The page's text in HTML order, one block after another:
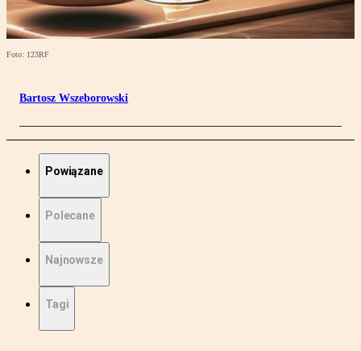
Foto: 123RF
Bartosz Wszeborowski
Powiązane
Polecane
Najnowsze
Tagi